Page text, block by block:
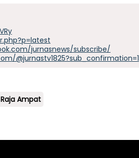
jurnasnews/subscribe/
@jurnastv1825?sub_confirmation=1
Raja Ampat